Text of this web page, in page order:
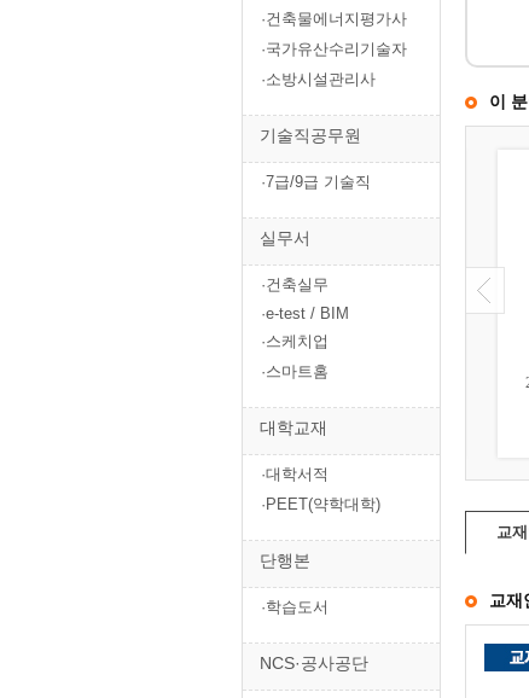
·건축물에너지평가사
·국가유산수리기술자
·소방시설관리사
기술직공무원
·7급/9급 기술직
실무서
·건축실무
·e-test / BIM
·스케치업
·스마트홈
대학교재
·대학서적
·PEET(약학대학)
단행본
·학습도서
NCS·공사공단
이
2026 토목기사필기 4주완
성 핵심 및 과년도...
교
교재